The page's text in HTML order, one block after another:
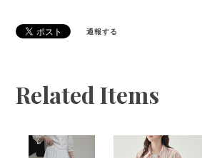
通報する
Related Items